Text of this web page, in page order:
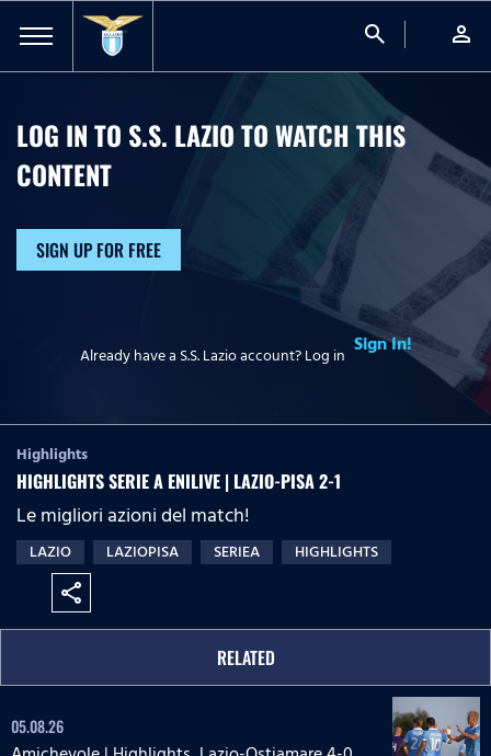
search person
LOG IN TO S.S. LAZIO TO WATCHTHIS
CONTENT
SIGN UP FOR FREE
Already have a S.S. Lazio account? Log in Sign In!
Highlights
HIGHLIGHTS SERIE A ENILIVE | LAZIO-PISA 2-1
Le migliori azioni del match!
LAZIO LAZIOPISA SERIEA HIGHLIGHTS
share
RELATED
05.08.26